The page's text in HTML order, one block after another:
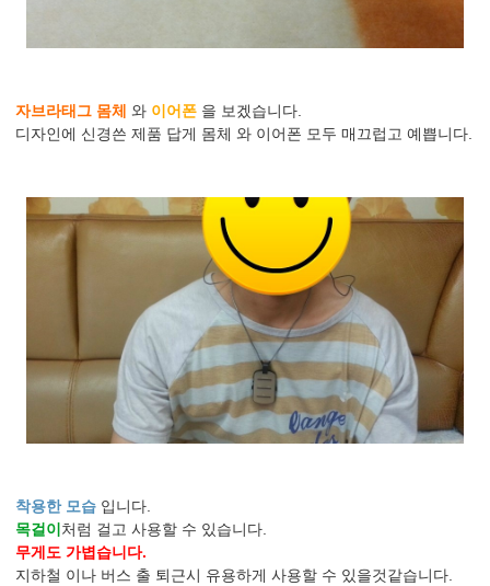
자브라태그 몸체 와 이어폰 을 보겠습니다.
디자인에 신경쓴 제품 답게 몸체 와 이어폰 모두 매끄럽고 예쁩니다.
착용한 모습 입니다.
목걸이 처럼 걸고 사용할 수 있습니다.
무게도 가볍습니다.
지하철 이나 버스 출 퇴근시 유용하게 사용할 수 있을것같습니다.